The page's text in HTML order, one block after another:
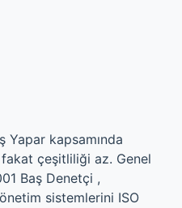
Yapar kapsamında
fakat çeşitliliği az. Genel
Baş Denetçi ,
sistemlerini ISO